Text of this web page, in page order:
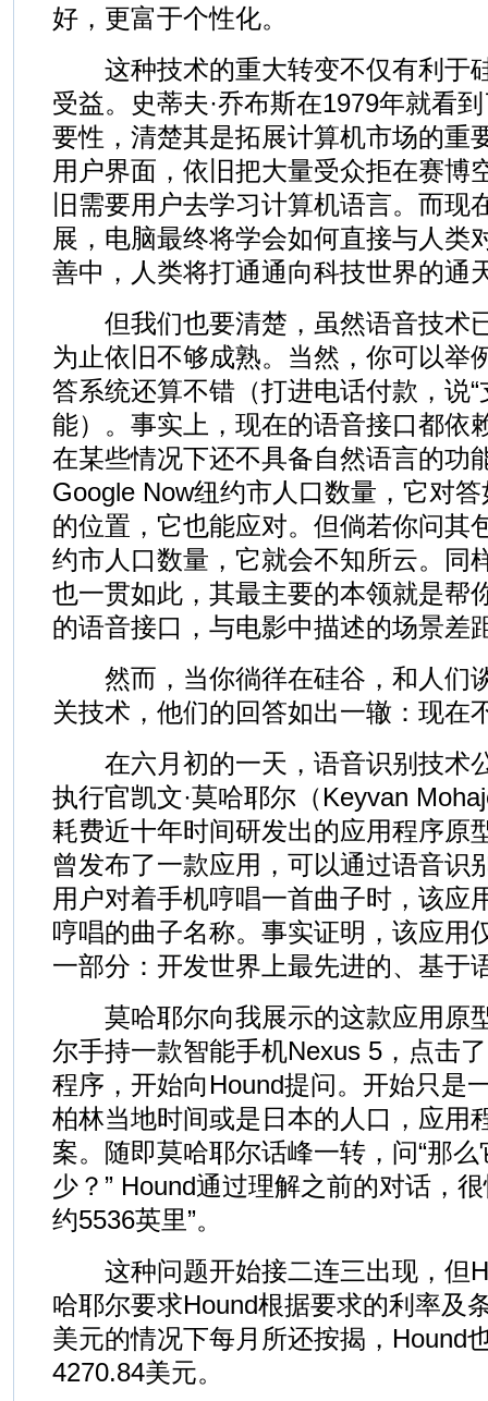
好，更富于个性化。
这种技术的重大转变不仅有利于
受益。史蒂夫·乔布斯在1979年就看
要性，清楚其是拓展计算机市场的重
用户界面，依旧把大量受众拒在赛博
旧需要用户去学习计算机语言。而现
展，电脑最终将学会如何直接与人类
善中，人类将打通通向科技世界的通
但我们也要清楚，虽然语音技术
为止依旧不够成熟。当然，你可以举
答系统还算不错（打进电话付款，说
能）。事实上，现在的语音接口都依
在某些情况下还不具备自然语言的功
Google Now纽约市人口数量，它对
的位置，它也能应对。但倘若你问其
约市人口数量，它就会不知所云。同
也一贯如此，其最主要的本领就是帮
的语音接口，与电影中描述的场景差
然而，当你徜徉在硅谷，和人们
关技术，他们的回答如出一辙：现在
在六月初的一天，语音识别技术
执行官凯文·莫哈耶尔（Keyvan
耗费近十年时间研发出的应用程序原
曾发布了一款应用，可以通过语音识
用户对着手机哼唱一首曲子时，该应
哼唱的曲子名称。事实证明，该应用
一部分：开发世界上最先进的、基于
莫哈耶尔向我展示的这款应用原
尔手持一款智能手机Nexus 5，点击
程序，开始向Hound提问。开始只是
柏林当地时间或是日本的人口，应用
案。随即莫哈耶尔话峰一转，问“那
少？” Hound通过理解之前的对话，
约5536英里”。
这种问题开始接二连三出现，但
哈耶尔要求Hound根据要求的利率及
美元的情况下每月所还按揭，Hound
4270.84美元。